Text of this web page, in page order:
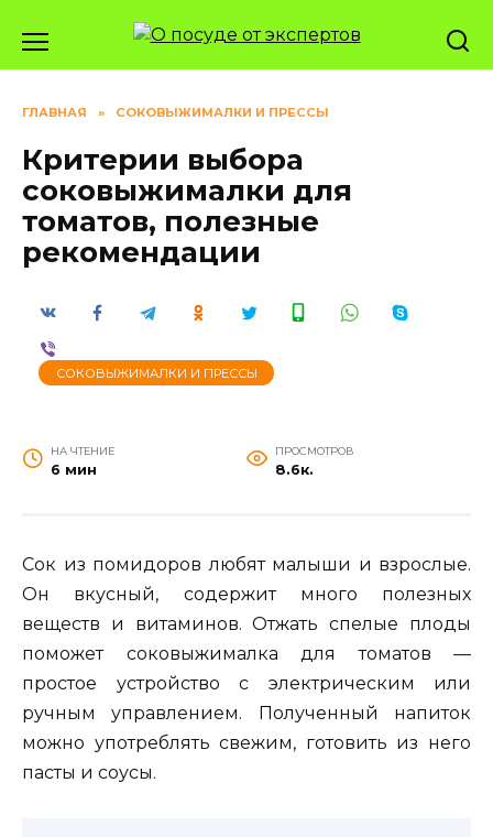
содержанию
ГЛАВНАЯ » СОКОВЫЖИМАЛКИ И ПРЕССЫ
Критерии выбора
соковыжималки для
томатов, полезные
рекомендации
СОКОВЫЖИМАЛКИ И ПРЕССЫ
НА ЧТЕНИЕ
6 мин
ПРОСМОТРОВ
8.6к.
Сок из помидоров любят малыши и взрослые.
Он вкусный, содержит много полезных
веществ и витаминов. Отжать спелые плоды
поможет соковыжималка для томатов —
простое устройство с электрическим или
ручным управлением. Полученный напиток
можно употреблять свежим, готовить из него
пасты и соусы.